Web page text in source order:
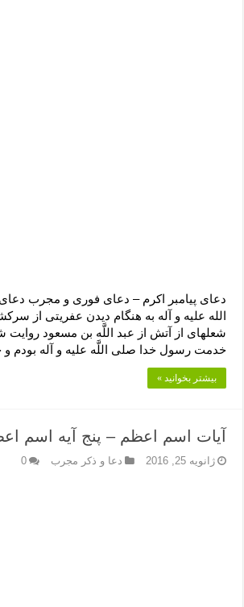
دعای پیامبر اکرم – دعای فوری و مجرب
الله علیه و آله به هنگام دیدن عفریتى از
شعله‏اى از آتش از عبد اللَّه بن مسعود
خدمت رسول خدا صلى اللَّه علیه و آله بودم و
بیشتر بخوانید »
آیات اسم اعظم – پنج آیه اسم
ژانویه 25, 2016 دعا و ذکر مجرب 0